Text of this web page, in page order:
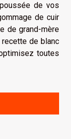
de vos
de cuir
de grand-mère
de blanc
toutes